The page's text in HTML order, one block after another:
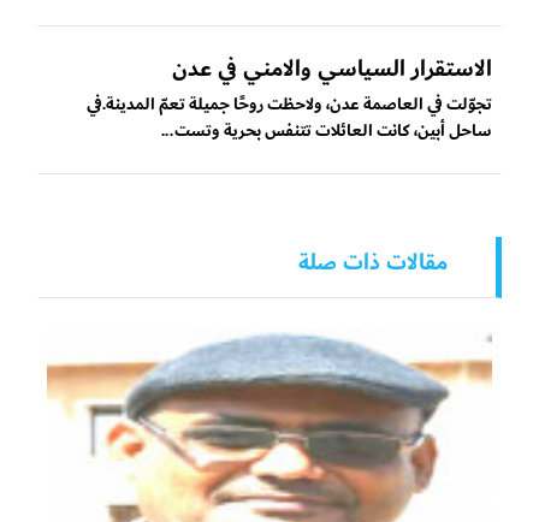
الاستقرار السياسي والامني في عدن
‏تجوّلت في العاصمة عدن، ولاحظت روحًا جميلة تعمّ المدينة.في
ساحل أبين، كانت العائلات تتنفس بحرية وتست...
مقالات ذات صلة